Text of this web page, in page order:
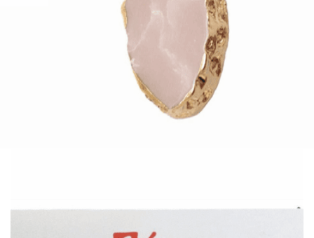
ΑΞΕΣΟΥΑΡ
Μενταγιόν με οβάλ πέτρα πάστα
4,00€